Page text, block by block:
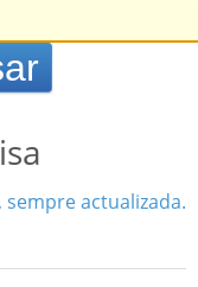
sempre actualizada.